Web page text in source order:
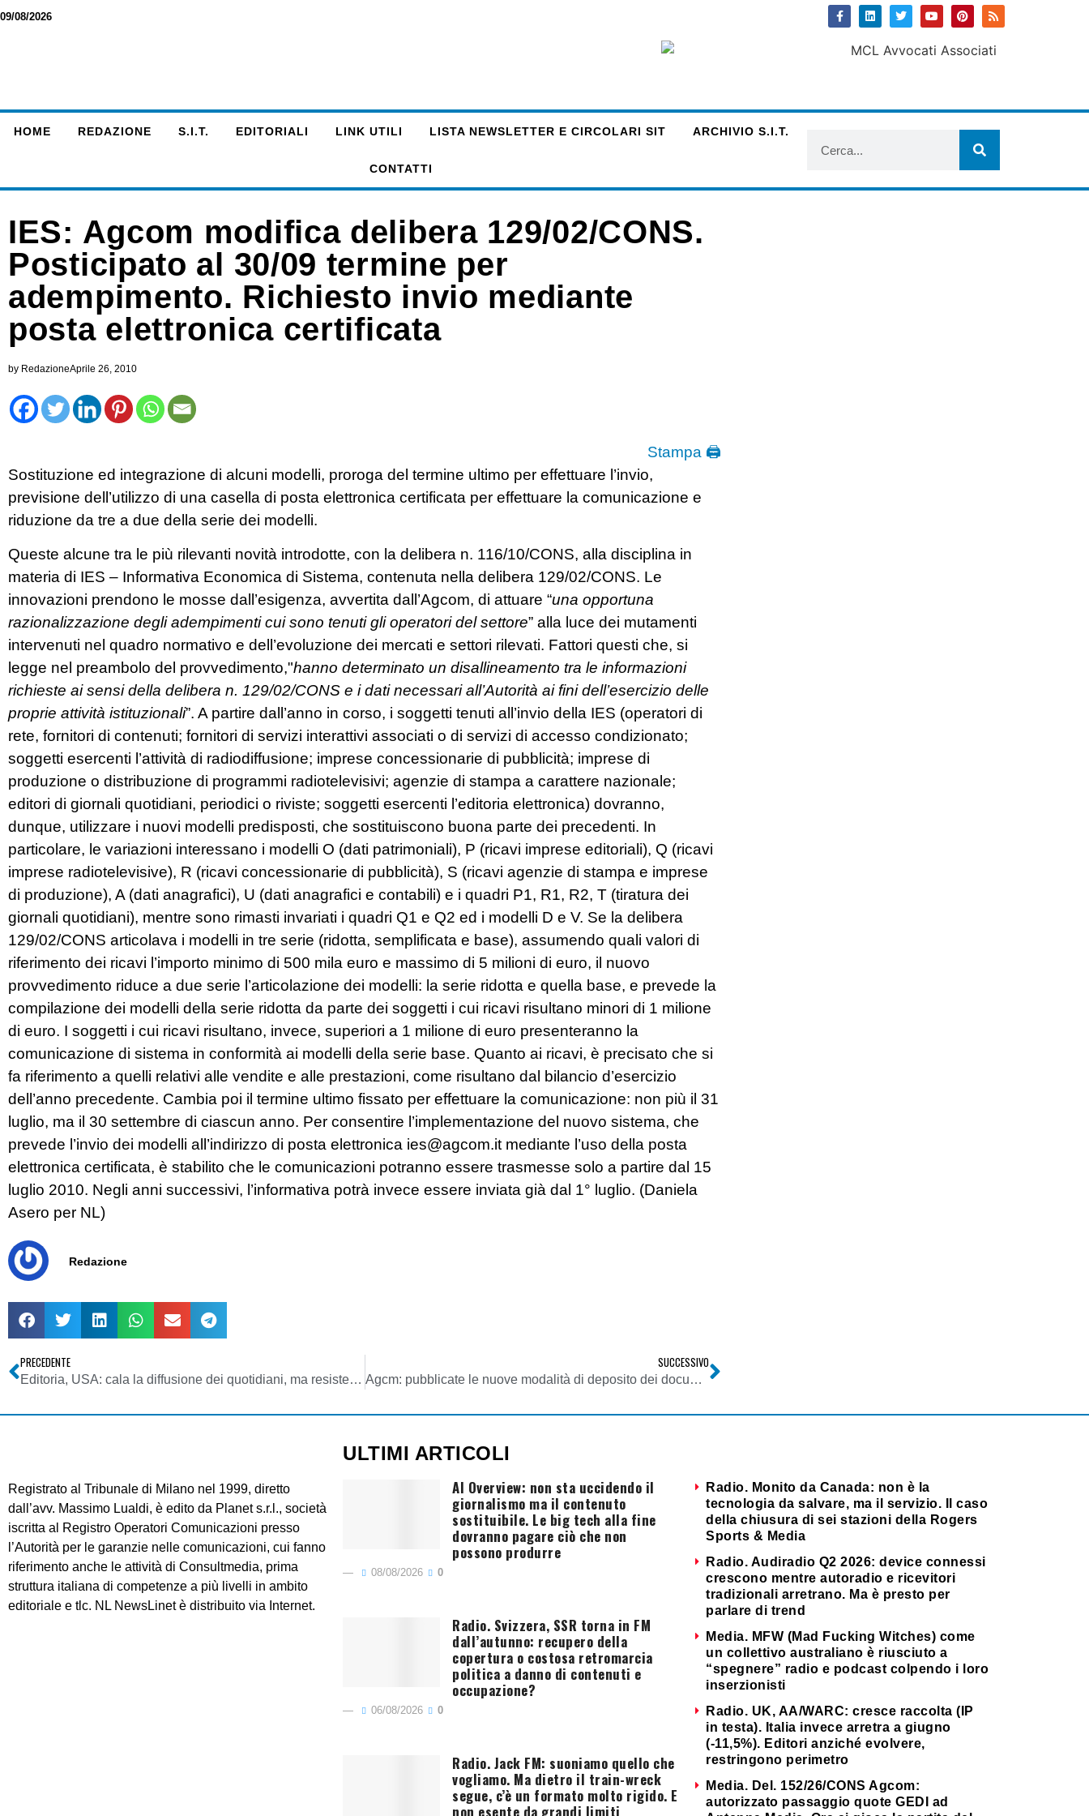
09/08/2026
HOME REDAZIONE S.I.T. EDITORIALI LINK UTILI LISTA NEWSLETTER E CIRCOLARI SIT ARCHIVIO S.I.T.
CONTATTI
IES: Agcom modifica delibera 129/02/CONS.
Posticipato al 30/09 termine per
adempimento. Richiesto invio mediante
posta elettronica certificata
by RedazioneAprile 26, 2010
Stampa 🖨
Sostituzione ed integrazione di alcuni modelli, proroga del termine ultimo per effettuare l’invio,
previsione dell’utilizzo di una casella di posta elettronica certificata per effettuare la comunicazione e
riduzione da tre a due della serie dei modelli.
Queste alcune tra le più rilevanti novità introdotte, con la delibera n. 116/10/CONS, alla disciplina in
materia di IES – Informativa Economica di Sistema, contenuta nella delibera 129/02/CONS. Le
innovazioni prendono le mosse dall’esigenza, avvertita dall’Agcom, di attuare “una opportuna
razionalizzazione degli adempimenti cui sono tenuti gli operatori del settore” alla luce dei mutamenti
intervenuti nel quadro normativo e dell’evoluzione dei mercati e settori rilevati. Fattori questi che, si
legge nel preambolo del provvedimento,"hanno determinato un disallineamento tra le informazioni
richieste ai sensi della delibera n. 129/02/CONS e i dati necessari all’Autorità ai fini dell’esercizio delle
proprie attività istituzionali”. A partire dall’anno in corso, i soggetti tenuti all’invio della IES (operatori di
rete, fornitori di contenuti; fornitori di servizi interattivi associati o di servizi di accesso condizionato;
soggetti esercenti l’attività di radiodiffusione; imprese concessionarie di pubblicità; imprese di
produzione o distribuzione di programmi radiotelevisivi; agenzie di stampa a carattere nazionale;
editori di giornali quotidiani, periodici o riviste; soggetti esercenti l’editoria elettronica) dovranno,
dunque, utilizzare i nuovi modelli predisposti, che sostituiscono buona parte dei precedenti. In
particolare, le variazioni interessano i modelli O (dati patrimoniali), P (ricavi imprese editoriali), Q (ricavi
imprese radiotelevisive), R (ricavi concessionarie di pubblicità), S (ricavi agenzie di stampa e imprese
di produzione), A (dati anagrafici), U (dati anagrafici e contabili) e i quadri P1, R1, R2, T (tiratura dei
giornali quotidiani), mentre sono rimasti invariati i quadri Q1 e Q2 ed i modelli D e V. Se la delibera
129/02/CONS articolava i modelli in tre serie (ridotta, semplificata e base), assumendo quali valori di
riferimento dei ricavi l’importo minimo di 500 mila euro e massimo di 5 milioni di euro, il nuovo
provvedimento riduce a due serie l’articolazione dei modelli: la serie ridotta e quella base, e prevede la
compilazione dei modelli della serie ridotta da parte dei soggetti i cui ricavi risultano minori di 1 milione
di euro. I soggetti i cui ricavi risultano, invece, superiori a 1 milione di euro presenteranno la
comunicazione di sistema in conformità ai modelli della serie base. Quanto ai ricavi, è precisato che si
fa riferimento a quelli relativi alle vendite e alle prestazioni, come risultano dal bilancio d’esercizio
dell’anno precedente. Cambia poi il termine ultimo fissato per effettuare la comunicazione: non più il 31
luglio, ma il 30 settembre di ciascun anno. Per consentire l’implementazione del nuovo sistema, che
prevede l’invio dei modelli all’indirizzo di posta elettronica ies@agcom.itmediante l’uso della posta
elettronica certificata, è stabilito che le comunicazioni potranno essere trasmesse solo a partire dal 15
luglio 2010. Negli anni successivi, l’informativa potrà invece essere inviata già dal 1° luglio. (Daniela
Asero per NL)
Redazione
PRECEDENTE
Editoria, USA: cala la diffusione dei quotidiani, ma resiste il WSJ
SUCCESSIVO
Agcm: pubblicate le nuove modalità di deposito dei documenti presso l’Autorità
Registrato al Tribunale di Milano nel 1999, diretto
dall’avv. Massimo Lualdi, è edito da Planet s.r.l., società
iscritta al Registro Operatori Comunicazioni presso
l’Autorità per le garanzie nelle comunicazioni, cui fanno
riferimento anche le attività di Consultmedia, prima
struttura italiana di competenze a più livelli in ambito
editoriale e tlc. NL NewsLinet è distribuito via Internet.
ULTIMI ARTICOLI
AI Overview: non sta uccidendo il
giornalismo ma il contenuto
sostituibile. Le big tech alla fine
dovranno pagare ciò che non
possono produrre
08/08/2026 0
Radio. Svizzera, SSR torna in FM
dall’autunno: recupero della
copertura o costosa retromarcia
politica a danno di contenuti e
occupazione?
06/08/2026 0
Radio. Jack FM: suoniamo quello che
vogliamo. Ma dietro il train-wreck
segue, c’è un formato molto rigido. E
non esente da grandi limiti
Radio. Monito da Canada: non è la
tecnologia da salvare, ma il servizio. Il caso
della chiusura di sei stazioni della Rogers
Sports & Media
Radio. Audiradio Q2 2026: device connessi
crescono mentre autoradio e ricevitori
tradizionali arretrano. Ma è presto per
parlare di trend
Media. MFW (Mad Fucking Witches) come
un collettivo australiano è riusciuto a
“spegnere” radio e podcast colpendo i loro
inserzionisti
Radio. UK, AA/WARC: cresce raccolta (IP
in testa). Italia invece arretra a giugno
(-11,5%). Editori anziché evolvere,
restringono perimetro
Media. Del. 152/26/CONS Agcom:
autorizzato passaggio quote GEDI ad